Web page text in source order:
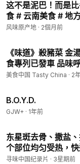
这不是泥巴！而是
食 # 云南美食 # 地
风味原产地 · 2個月前
《味道》殺豬菜 金
食專列已發車 品味
食中國 Tasty China
美食中国 Tasty China · 2
B.O.Y.D.
GJW+ · 1年前
东星斑去骨、撒盐
个部位均匀受热，
趣胃计划 # 粤菜 #
寻味中国纪录片 · 3星期前